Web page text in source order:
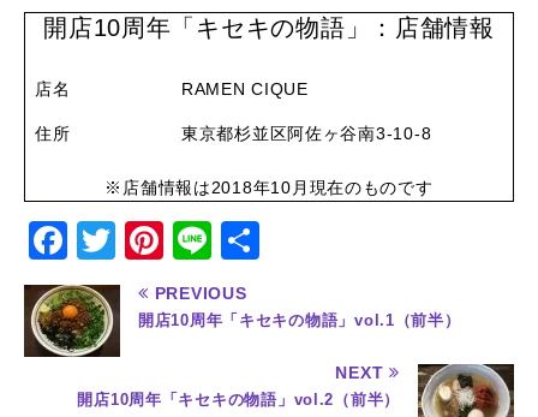
開店10周年「キセキの物語」：店舗情報
店名 RAMEN CIQUE
住所 東京都杉並区阿佐ヶ谷南3-10-8
※店舗情報は2018年10月現在のものです
F
a
c
e
b
T
w
it
te
r
Pi
n
te
st
Li
n
e
PREVIOUS
開店10周年「キセキの物語」vol.1（前半）
NEXT
開店10周年「キセキの物語」vol.2（前半）